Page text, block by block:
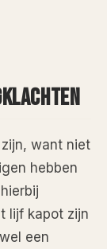
want niet
hebben
lijf kapot zijn
een